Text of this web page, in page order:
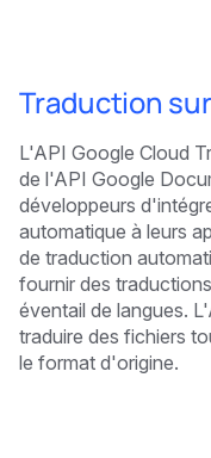
Traduction
L'API Google Cloud
de l'API Google
développeurs
automatique à leurs
de traduction
fournir des
éventail de langues.
traduire des fichiers
le format d'origine.